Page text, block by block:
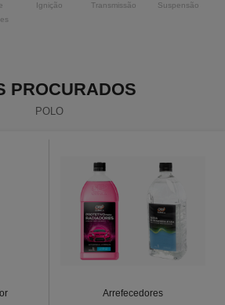
Ignição Transmissão Suspensão
PROCURADOS
POLO
Arrefecedores